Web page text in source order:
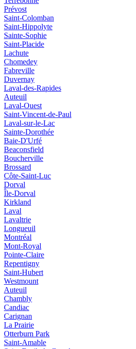
Prévost
Saint-Colomban
Saint-Hippolyte
Sainte-Sophie
Saint-Placide
Lachute
Chomedey
Fabreville
Duvernay
Laval-des-Rapides
Auteuil
Laval-Ouest
Saint-Vincent-de-Paul
Laval-sur-le-Lac
Sainte-Dorothée
Baie-D'Urfé
Beaconsfield
Boucherville
Brossard
Côte-Saint-Luc
Dorval
Île-Dorval
Kirkland
Laval
Lavaltrie
Longueuil
Montréal
Mont-Royal
Pointe-Claire
Repentigny
Saint-Hubert
Westmount
Auteuil
Chambly
Candiac
Carignan
La Prairie
Otterburn Park
Saint-Amable